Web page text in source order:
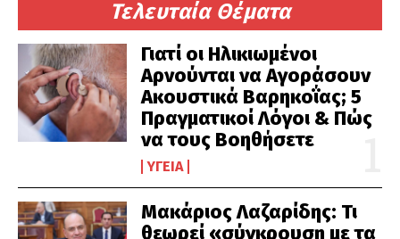
Τελευταία Θέματα
Γιατί οι Ηλικιωμένοι
Αρνούνται να Αγοράσουν
Ακουστικά Βαρηκοΐας; 5
Πραγματικοί Λόγοι & Πώς
να τους Βοηθήσετε
ΥΓΕΊΑ
Μακάριος Λαζαρίδης: Τι
θεωρεί «σύγκρουση με τα